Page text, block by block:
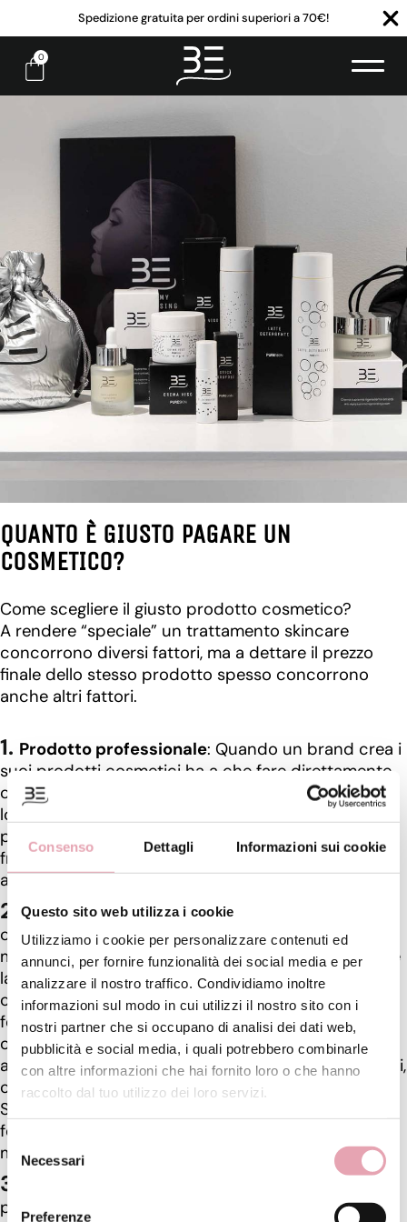
Consenso Dettagli Informazioni sui cookie
Questo sito web utilizza i cookie
Utilizziamo i cookie per personalizzare contenuti ed
annunci, per fornire funzionalità dei social media e per
analizzare il nostro traffico. Condividiamo inoltre
informazioni sul modo in cui utilizzi il nostro sito con i
nostri partner che si occupano di analisi dei dati web,
pubblicità e social media, i quali potrebbero combinarle
con altre informazioni che hai fornito loro o che hanno
raccolto dal tuo utilizzo dei loro servizi.
del
consenso
Necessari
Preferenze
Spedizione gratuita per ordini superiori a 70€!
0
QUANTO È GIUSTO PAGARE UN
COSMETICO?
Come scegliere il giusto prodotto cosmetico?
A rendere “speciale” un trattamento skincare
concorrono diversi fattori, ma a dettare il prezzo
finale dello stesso prodotto spesso concorrono
anche altri fattori.
Prodotto professionale: Quando un brand crea i
suoi prodotti cosmetici ha a che fare direttamente
con il laboratorio cosmetico producendone piccoli
lotti e spesso, come facciamo noi, ha una
produzione fresca attiva, avendo sempre cosmetici
freschi e non conservati in magazzino per mesi o
anni. → Noi di BE li facciamo produrre ogni 15 giorni.
Ingredienti (INCI), Ricerca e Sviluppo
creazione di una crema ci sono anni di ricerche
mirate, test di efficacia e test dermatologici, nonché
la scelta di alcuni ingredienti particolarmente
costosi perché pregiati e più performanti e
formulazioni non standard. → Noi di BE abbiamo un
occhio particolarmente attento alle formulazioni
avendo a che fare con tante donne nei nostri Istituti,
captando quindi necessità, problemi e desideri.
Succede infatti, a volte, che cambiamo le
formulazioni, perfezionandole, proprio per questo
motivo.
pubblicità, il prestigio di un brand conosciuto di